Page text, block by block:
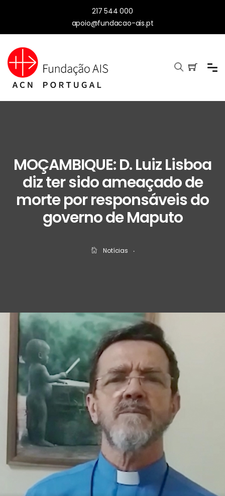
217 544 000
apoio@fundacao-ais.pt
MOÇAMBIQUE: D. Luiz Lisboa
diz ter sido ameaçado de
morte por responsáveis do
governo de Maputo
Notícias ‧